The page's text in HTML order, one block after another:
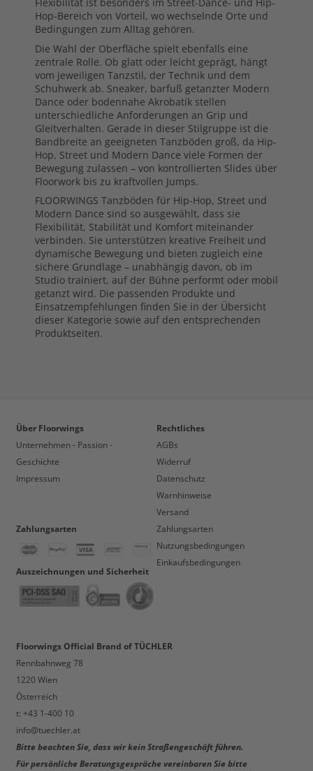
Flexibilität ist besonders im Street-Dance- und Hip-
Hop-Bereich von Vorteil, wo wechselnde Orte und
Bedingungen zum Alltag gehören.
Die Wahl der Oberfläche spielt ebenfalls eine
zentrale Rolle. Ob glatt oder leicht geprägt, hängt
vom jeweiligen Tanzstil, der Technik und dem
Schuhwerk ab. Sneaker, barfuß getanzter Modern
Dance oder bodennahe Akrobatik stellen
unterschiedliche Anforderungen an Grip und
Gleitverhalten. Gerade in dieser Stilgruppe ist die
Bandbreite an geeigneten Tanzböden groß, da Hip-
Hop, Street und Modern Dance viele Formen der
Bewegung zulassen – von kontrollierten Slides über
Floorwork bis zu kraftvollen Jumps.
FLOORWINGS Tanzböden für Hip-Hop, Street und
Modern Dance sind so ausgewählt, dass sie
Flexibilität, Stabilität und Komfort miteinander
verbinden. Sie unterstützen kreative Freiheit und
dynamische Bewegung und bieten zugleich eine
sichere Grundlage – unabhängig davon, ob im
Studio trainiert, auf der Bühne performt oder mobil
getanzt wird. Die passenden Produkte und
Einsatzempfehlungen finden Sie in der Übersicht
dieser Kategorie sowie auf den entsprechenden
Produktseiten.
Über Floorwings
Unternehmen - Passion -
Geschichte
Impressum
Zahlungsarten
Auszeichnungen und Sicherheit
Rechtliches
AGBs
Widerruf
Datenschutz
Warnhinweise
Versand
Zahlungsarten
Nutzungsbedingungen
Einkaufsbedingungen
Floorwings Official Brand of TÜCHLER
Rennbahnweg 78
1220 Wien
Österreich
t: +43 1-400 10
info@tuechler.at
Bitte beachten Sie, dass wir kein Straßengeschäft führen.
Für persönliche Beratungsgespräche vereinbaren Sie bitte